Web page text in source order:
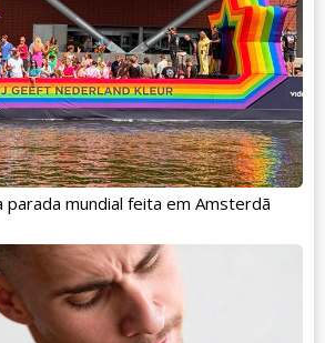
mundial feita em Amsterdã